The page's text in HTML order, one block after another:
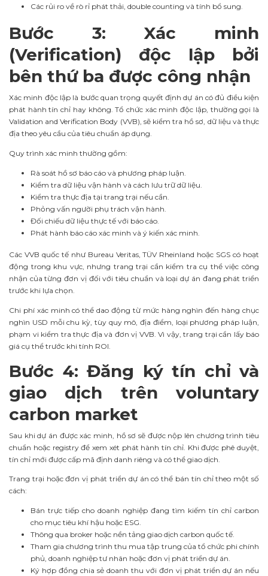
Các rủi ro về rò rỉ phát thải, double counting và tính bổ sung.
Bước 3: Xác minh
(Verification) độc lập bởi
bên thứ ba được công nhận
Xác minh độc lập là bước quan trọng quyết định dự án có đủ điều kiện
phát hành tín chỉ hay không. Tổ chức xác minh độc lập, thường gọi là
Validation and Verification Body (VVB), sẽ kiểm tra hồ sơ, dữ liệu và thực
địa theo yêu cầu của tiêu chuẩn áp dụng.
Quy trình xác minh thường gồm:
Rà soát hồ sơ báo cáo và phương pháp luận.
Kiểm tra dữ liệu vận hành và cách lưu trữ dữ liệu.
Kiểm tra thực địa tại trang trại nếu cần.
Phỏng vấn người phụ trách vận hành.
Đối chiếu dữ liệu thực tế với báo cáo.
Phát hành báo cáo xác minh và ý kiến xác minh.
Các VVB quốc tế như Bureau Veritas, TÜV Rheinland hoặc SGS có hoạt
động trong khu vực, nhưng trang trại cần kiểm tra cụ thể việc công
nhận của từng đơn vị đối với tiêu chuẩn và loại dự án đang phát triển
trước khi lựa chọn.
Chi phí xác minh có thể dao động từ mức hàng nghìn đến hàng chục
nghìn USD mỗi chu kỳ, tùy quy mô, địa điểm, loại phương pháp luận,
phạm vi kiểm tra thực địa và đơn vị VVB. Vì vậy, trang trại cần lấy báo
giá cụ thể trước khi tính ROI.
Bước 4: Đăng ký tín chỉ và
giao dịch trên voluntary
carbon market
Sau khi dự án được xác minh, hồ sơ sẽ được nộp lên chương trình tiêu
chuẩn hoặc registry để xem xét phát hành tín chỉ. Khi được phê duyệt,
tín chỉ mới được cấp mã định danh riêng và có thể giao dịch.
Trang trại hoặc đơn vị phát triển dự án có thể bán tín chỉ theo một số
cách:
Bán trực tiếp cho doanh nghiệp đang tìm kiếm tín chỉ carbon
cho mục tiêu khí hậu hoặc ESG.
Thông qua broker hoặc nền tảng giao dịch carbon quốc tế.
Tham gia chương trình thu mua tập trung của tổ chức phi chính
phủ, doanh nghiệp tư nhân hoặc đơn vị phát triển dự án.
Ký hợp đồng chia sẻ doanh thu với đơn vị phát triển dự án nếu